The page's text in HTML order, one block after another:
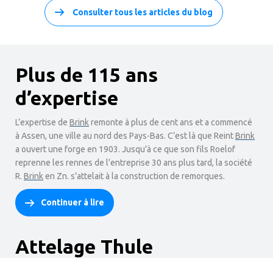
Consulter tous les articles du blog
Plus de 115 ans
d’expertise
L’expertise de Brinkremonte à plus de cent ans et a commencé
à Assen, une ville au nord des Pays-Bas. C’est là que ReintBrink
a ouvert une forge en 1903. Jusqu’à ce que son fils Roelof
reprenne les rennes de l’entreprise 30 ans plus tard, la société
R. Brinken Zn. s’attelait à la construction de remorques.
Continuer à lire
Attelage Thule